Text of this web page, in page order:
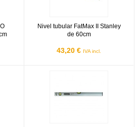
Nivel tubular FatMax II Stanley
de 60cm
43,20 € IVA incl.